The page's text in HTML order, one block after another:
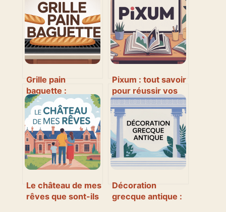
Grille pain
baguette :
comment bien
choisir et éviter
les déceptions
Pixum : tout savoir
pour réussir vos
tirages photo et
livres
Le château de mes
rêves que sont-ils
Décoration
grecque antique :